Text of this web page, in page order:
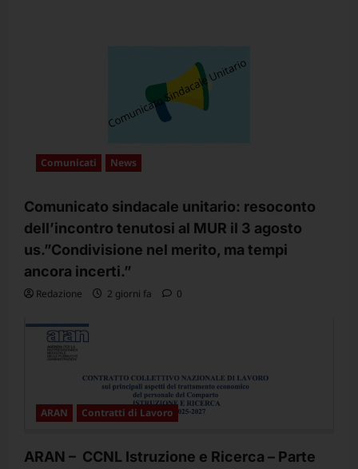
Comunicati News
Comunicato sindacale unitario: resoconto
dell’incontro tenutosi al MUR il 3 agosto
us.”Condivisione nel merito, ma tempi
ancora incerti.”
Redazione 2 giorni fa 0
ARAN Contratti di Lavoro
ARAN – CCNL Istruzione e Ricerca – Parte